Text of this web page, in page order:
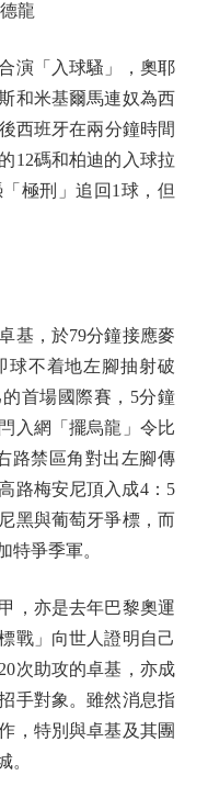
龍
「入球騷」，奧耶
和米基爾馬連奴為西
西班牙在兩分鐘時間
12碼和柏迪的入球拉
極刑」追回1球，但
，於79分鐘接應麥
球不着地左腳抽射破
首場國際賽，5分鐘
入網「擺烏龍」令比
路禁區角對出左腳傳
路梅安尼頂入成4：5
黑與葡萄牙爭標，而
特爭季軍。
亦是去年巴黎奧運
戰」向世人證明自己
次助攻的卓基，亦成
手對象。雖然消息指
，特別與卓基及其團
。